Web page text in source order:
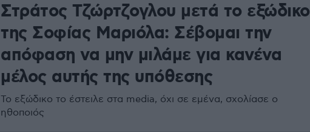
Στράτος Τζώρτζογλου μετά το εξώδικο
της Σοφίας Μαριόλα: Σέβομαι την
απόφαση να μην μιλάμε για κανένα
μέλος αυτής της υπόθεσης
Το εξώδικο το έστειλε στα media, όχι σε εμένα, σχολίασε ο
ηθοποιός